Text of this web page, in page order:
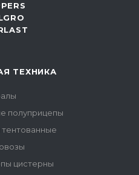
ТЕХНИКА
полуприцепы
цистерны